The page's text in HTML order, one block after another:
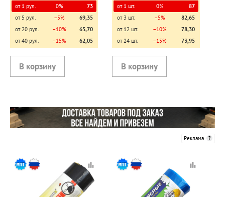
от 1 рул. 0%
73
от 5 рул.
−5%
69,35
от 20 рул.
−10%
65,70
от 40 рул.
−15% 62,05
от 1 шт. 0%
87
от 3 шт.
−5%
82,65
от 12 шт.
−10%
78,30
от 24 шт.
−15% 73,95
Реклама